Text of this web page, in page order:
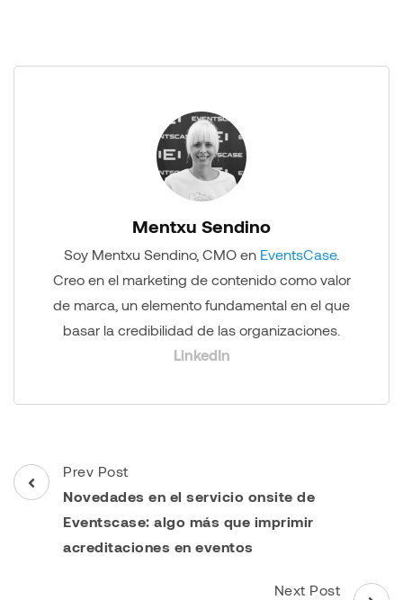
Mentxu Sendino
Soy Mentxu Sendino, CMO en EventsCase.
Creo en el marketing de contenido como valor
de marca, un elemento fundamental en el que
basar la credibilidad de las organizaciones.
LinkedIn
Post
Navigation
Prev Post
Novedades en el servicio onsite de
Eventscase: algo más que imprimir
acreditaciones en eventos
Next Post